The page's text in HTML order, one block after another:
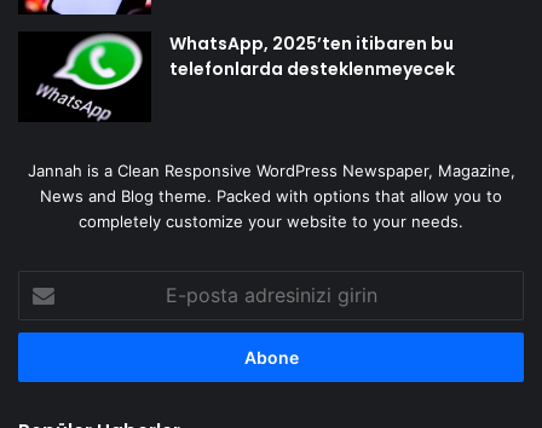
WhatsApp, 2025’ten itibaren bu
telefonlarda desteklenmeyecek
Jannah is a Clean Responsive WordPress Newspaper, Magazine,
News and Blog theme. Packed with options that allow you to
completely customize your website to your needs.
posta
adresinizi